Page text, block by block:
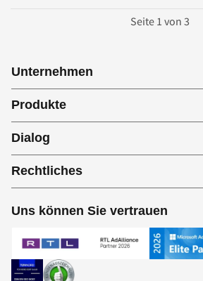
Seite 1 von 3
Unternehmen
Produkte
Dialog
Rechtliches
Uns können Sie vertrauen